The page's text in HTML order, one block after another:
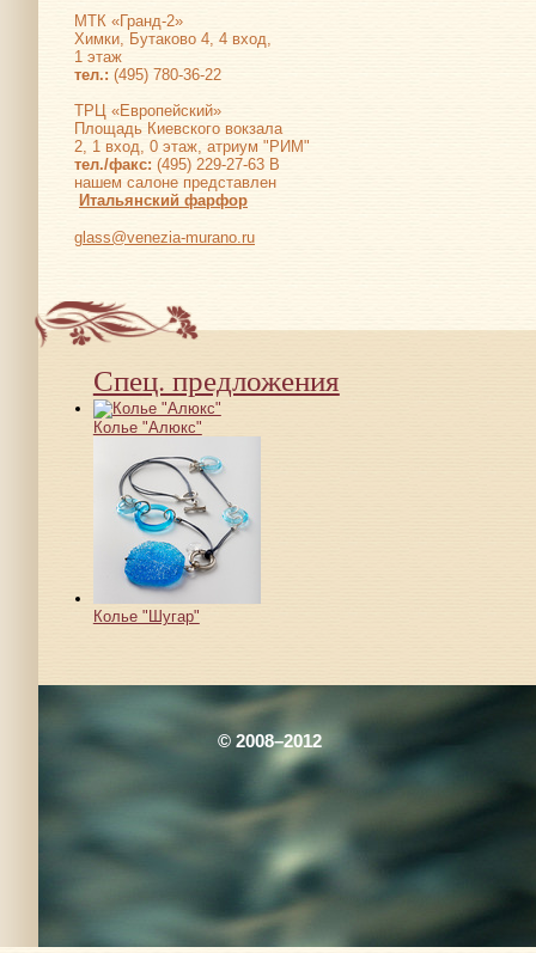
МТК «Гранд-2»
Химки, Бутаково 4, 4 вход,
1 этаж
тел.: (495) 780-36-22
ТРЦ «Европейский»
Площадь Киевского вокзала
2, 1 вход, 0 этаж, атриум "РИМ"
тел./факс: (495) 229-27-63 В
нашем салоне представлен
Итальянский фарфор
glass@venezia-murano.ru
Спец. предложения
Колье "Алюкс"
Колье "Шугар"
© 2008–2012